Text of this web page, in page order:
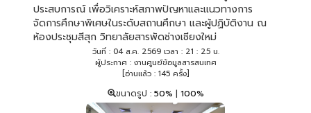
ประสบการณ์ เพื่อวิเคราะห์สภาพปัญหาและแนวทางการ
จัดการศึกษาพิเศษในระดับสถานศึกษา และผู้ปฏิบัติงาน ณ
ห้องประชุมสีสุก วิทยาลัยสารพัดช่างเชียงใหม่
วันที่ : 04 ส.ค. 2569 เวลา : 21 : 25 น.
ผู้ประกาศ : งานศูนย์ข้อมูลสารสนเทศ
[อ่านแล้ว : 145 ครั้ง]
ขนาดรูป : 50% | 100%